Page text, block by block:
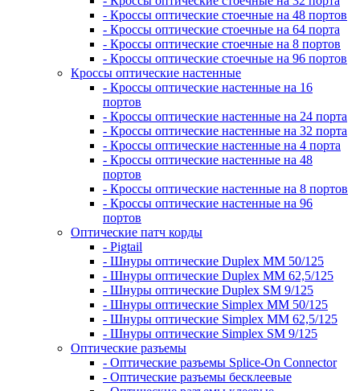
- Кроссы оптические стоечные на 48 портов
- Кроссы оптические стоечные на 64 порта
- Кроссы оптические стоечные на 8 портов
- Кроссы оптические стоечные на 96 портов
Кроссы оптические настенные
- Кроссы оптические настенные на 16
портов
- Кроссы оптические настенные на 24 порта
- Кроссы оптические настенные на 32 порта
- Кроссы оптические настенные на 4 порта
- Кроссы оптические настенные на 48
портов
- Кроссы оптические настенные на 8 портов
- Кроссы оптические настенные на 96
портов
Оптические патч корды
- Pigtail
- Шнуры оптические Duplex MM 50/125
- Шнуры оптические Duplex MM 62,5/125
- Шнуры оптические Duplex SM 9/125
- Шнуры оптические Simplex MM 50/125
- Шнуры оптические Simplex MM 62,5/125
- Шнуры оптические Simplex SM 9/125
Оптические разъемы
- Оптические разъемы Splice-On Connector
- Оптические разъемы бесклеевые